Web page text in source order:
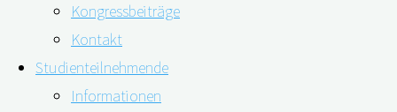
Kongressbeiträge
Kontakt
Studienteilnehmende
Informationen
Pflege-App und Demenz-Podcast: die
Gewinner des Open Innovation
Wettbewerbs
Presse
Pressemitteilungen
Über digiDEM